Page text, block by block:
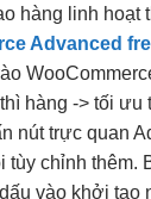
hàng linh hoạt
Advanced
hàng -> tối ưu
núttrực quan
tùy chỉnh thêm.
dấu vào khởi tạo